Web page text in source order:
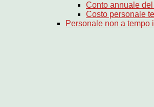
Conto annuale
Costo personale
Personale non a tempo